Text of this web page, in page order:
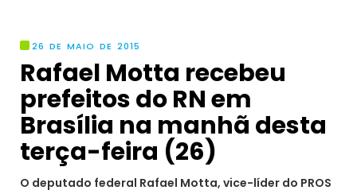
26 DE MAIO DE 2015
Rafael Motta recebeu
prefeitos do RN em
Brasília na manhã desta
terça-feira (26)
O deputado federal Rafael Motta, vice-líder do PROS